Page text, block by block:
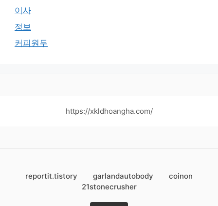
이사
정보
커피원두
https://xkldhoangha.com/
reportit.tistory garlandautobody
coinon
21stonecrusher